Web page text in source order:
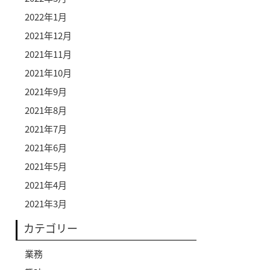
2022年1月
2021年12月
2021年11月
2021年10月
2021年9月
2021年8月
2021年7月
2021年6月
2021年5月
2021年4月
2021年3月
カテゴリー
業務